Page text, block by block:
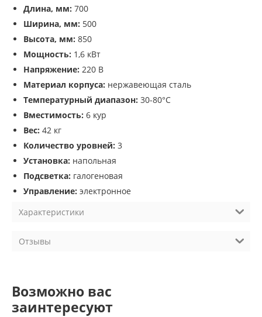
Длина, мм: 700
Ширина, мм: 500
Высота, мм: 850
Мощность: 1,6 кВт
Напряжение: 220 В
Материал корпуса: нержавеющая сталь
Температурный диапазон: 30-80°С
Вместимость: 6 кур
Вес: 42 кг
Количество уровней: 3
Установка: напольная
Подсветка: галогеновая
Управление: электронное
Характеристики
Отзывы
Возможно вас
заинтересуют